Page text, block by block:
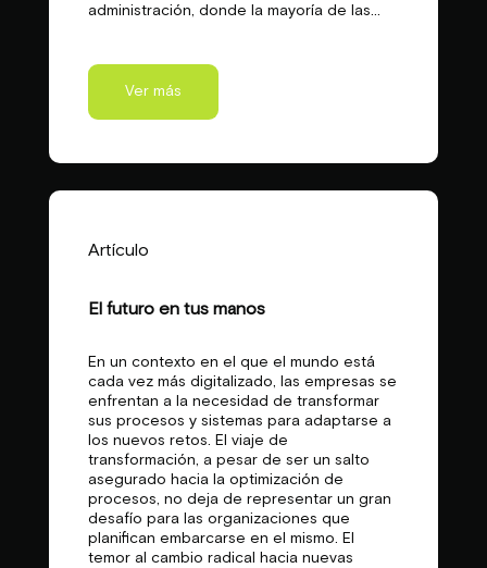
administración, donde la mayoría de las...
Ver más
Artículo
El futuro en tus manos
En un contexto en el que el mundo está
cada vez más digitalizado, las empresas se
enfrentan a la necesidad de transformar
sus procesos y sistemas para adaptarse a
los nuevos retos. El viaje de
transformación, a pesar de ser un salto
asegurado hacia la optimización de
procesos, no deja de representar un gran
desafío para las organizaciones que
planifican embarcarse en el mismo. El
temor al cambio radical hacia nuevas